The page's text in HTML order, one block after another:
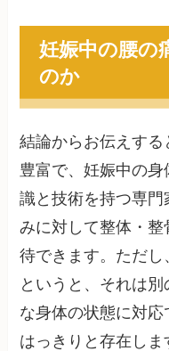
妊娠中の腰の
のか
結論からお伝えす
豊富で、妊娠中の
識と技術を持つ専
みに対して整体・
待できます。ただし
というと、それは
な身体の状態に対
はっきりと存在しま